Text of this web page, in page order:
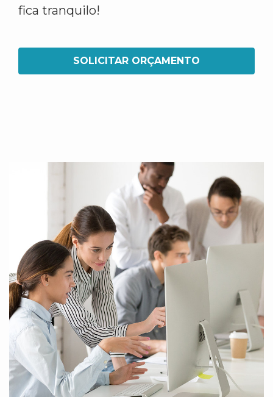
fica tranquilo!
SOLICITAR ORÇAMENTO